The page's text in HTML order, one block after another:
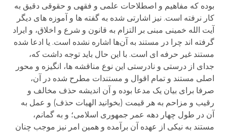
بوده که مفاهیم و اصطلاحات علمی و فقهی و حقوقی دقیق به
کار نرفته است. نیز اشارتی شده به گفته ها و آموزه های دیگر
آیت الله خمینی مبنی بر التزام به قانون و شرع و اخلاق، و ایراد
گرفته اند چرا در مستند به آن‌ها اشاره نشده است. یا ادعا شده
مستند غیر حرفه ای است. با این حال باید توجه داشت که،
جدای از درستی و نادرستی این نوع مناقشه ها، انگیزه و محور
اصلی مستند و تمام اقوال و مستندات مطرح شده در آن،
صرفا برای بیان یک مدعا بوده و آن اندیشه حذف مخالف و
رقیب و مزاحم به هر قیمت (بخوانید الهیات حذف) و عمل به
آن در طول چهار دهه عمر جمهوری اسلامی؛ و به گمانم،
مستند به نیکی از عهده آن برآمده و همین امر نیز موجب چنان